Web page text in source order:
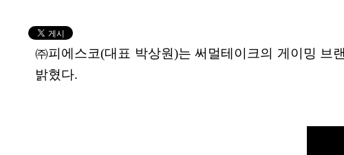
㈜피에스코(대표 박상원)는 써멀테이크의 게이밍 브
밝혔다.